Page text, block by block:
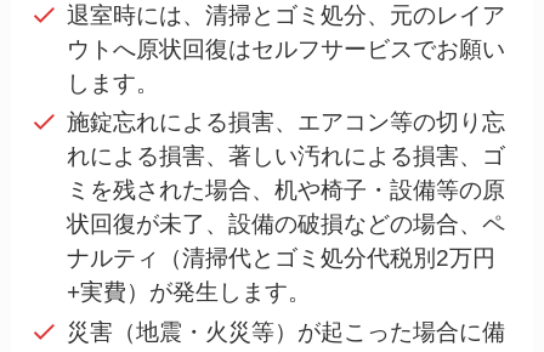
退室時には、清掃とゴミ処分、元のレイア
ウトへ原状回復はセルフサービスでお願い
します。
施錠忘れによる損害、エアコン等の切り忘
れによる損害、著しい汚れによる損害、ゴ
ミを残された場合、机や椅子・設備等の原
状回復が未了、設備の破損などの場合、ペ
ナルティ（清掃代とゴミ処分代税別2万円
+実費）が発生します。
災害（地震・火災等）が起こった場合に備